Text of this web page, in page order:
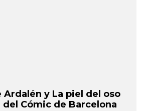
Ardalén y La piel del oso
del Cómic de Barcelona